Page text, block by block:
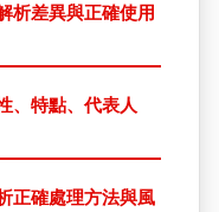
析差異與正確使用
、特點、代表人
正確處理方法與風